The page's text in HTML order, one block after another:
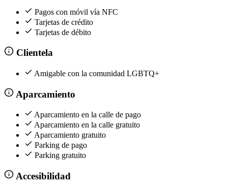
Pagos con móvil vía NFC
Tarjetas de crédito
Tarjetas de débito
Clientela
Amigable con la comunidad LGBTQ+
Aparcamiento
Aparcamiento en la calle de pago
Aparcamiento en la calle gratuito
Aparcamiento gratuito
Parking de pago
Parking gratuito
Accesibilidad